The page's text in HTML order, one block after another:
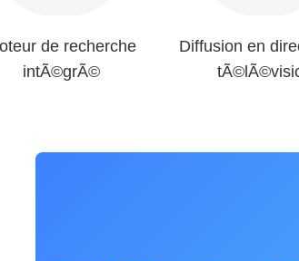
de recherche
intÃ©grÃ©
Diffusion en